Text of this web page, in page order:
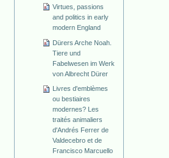
Virtues, passions
and politics in early
modern England
Dürers Arche Noah.
Tiere und
Fabelwesen im Werk
von Albrecht Dürer
Livres d'emblèmes
ou bestiaires
modernes? Les
traités animaliers
d'Andrés Ferrer de
Valdecebro et de
Francisco Marcuello